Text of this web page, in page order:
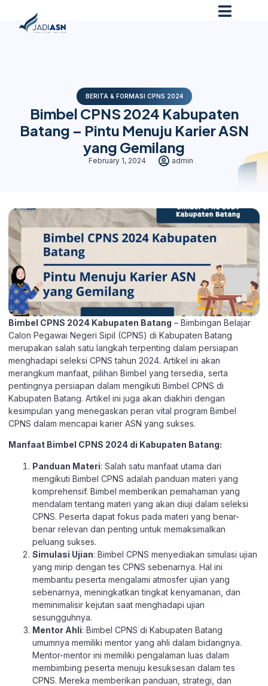
BERITA & FORMASI CPNS 2024
Bimbel CPNS 2024 Kabupaten
Batang – Pintu Menuju Karier ASN
yang Gemilang
February 1, 2024 admin
Bimbel CPNS 2024 Kabupaten Batang – Bimbingan Belajar
Calon Pegawai Negeri Sipil (CPNS) di Kabupaten Batang
merupakan salah satu langkah terpenting dalam persiapan
menghadapi seleksi CPNS tahun 2024. Artikel ini akan
merangkum manfaat, pilihan Bimbel yang tersedia, serta
pentingnya persiapan dalam mengikuti Bimbel CPNS di
Kabupaten Batang. Artikel ini juga akan diakhiri dengan
kesimpulan yang menegaskan peran vital program Bimbel
CPNS dalam mencapai karier ASN yang sukses.
Manfaat Bimbel CPNS 2024 di Kabupaten Batang:
Panduan Materi: Salah satu manfaat utama dari
mengikuti Bimbel CPNS adalah panduan materi yang
komprehensif. Bimbel memberikan pemahaman yang
mendalam tentang materi yang akan diuji dalam seleksi
CPNS. Peserta dapat fokus pada materi yang benar-
benar relevan dan penting untuk memaksimalkan
peluang sukses.
Simulasi Ujian: Bimbel CPNS menyediakan simulasi ujian
yang mirip dengan tes CPNS sebenarnya. Hal ini
membantu peserta mengalami atmosfer ujian yang
sebenarnya, meningkatkan tingkat kenyamanan, dan
meminimalisir kejutan saat menghadapi ujian
sesungguhnya.
Mentor Ahli: Bimbel CPNS di Kabupaten Batang
umumnya memiliki mentor yang ahli dalam bidangnya.
Mentor-mentor ini memiliki pengalaman luas dalam
membimbing peserta menuju kesuksesan dalam tes
CPNS. Mereka memberikan panduan, strategi, dan